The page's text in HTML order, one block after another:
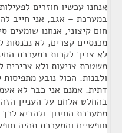
אנחנו עכשיו חוזרים
במערכת – אגב, אני חייב
חום קיצוני, אנחנו שומעים
מכנסיים קצרים, לא נכנסות
לא צריך לקרות במערכת
משטרת צניעות ולא צריכים
ולבנות. הכול נובע מתפיסות
דתית. אמנם אני כבר לא
בהחלט אלחם על העניין
ממערכת החינוך ולהביא
חופשיים והמערכת תהיה